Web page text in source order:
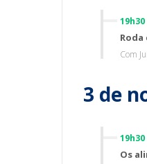
19h30
Com
3 de
19h30
Os